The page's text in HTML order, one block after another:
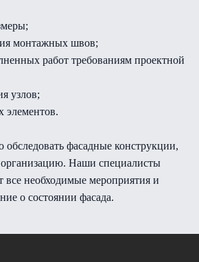
монтажных швов;
работ требованиям проектной
узлов;
элементов.
обследовать фасадные конструкции,
Наши специалисты
все необходимые мероприятия и
о состоянии фасада.